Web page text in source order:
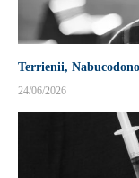
Terrienii,
24/06/2026